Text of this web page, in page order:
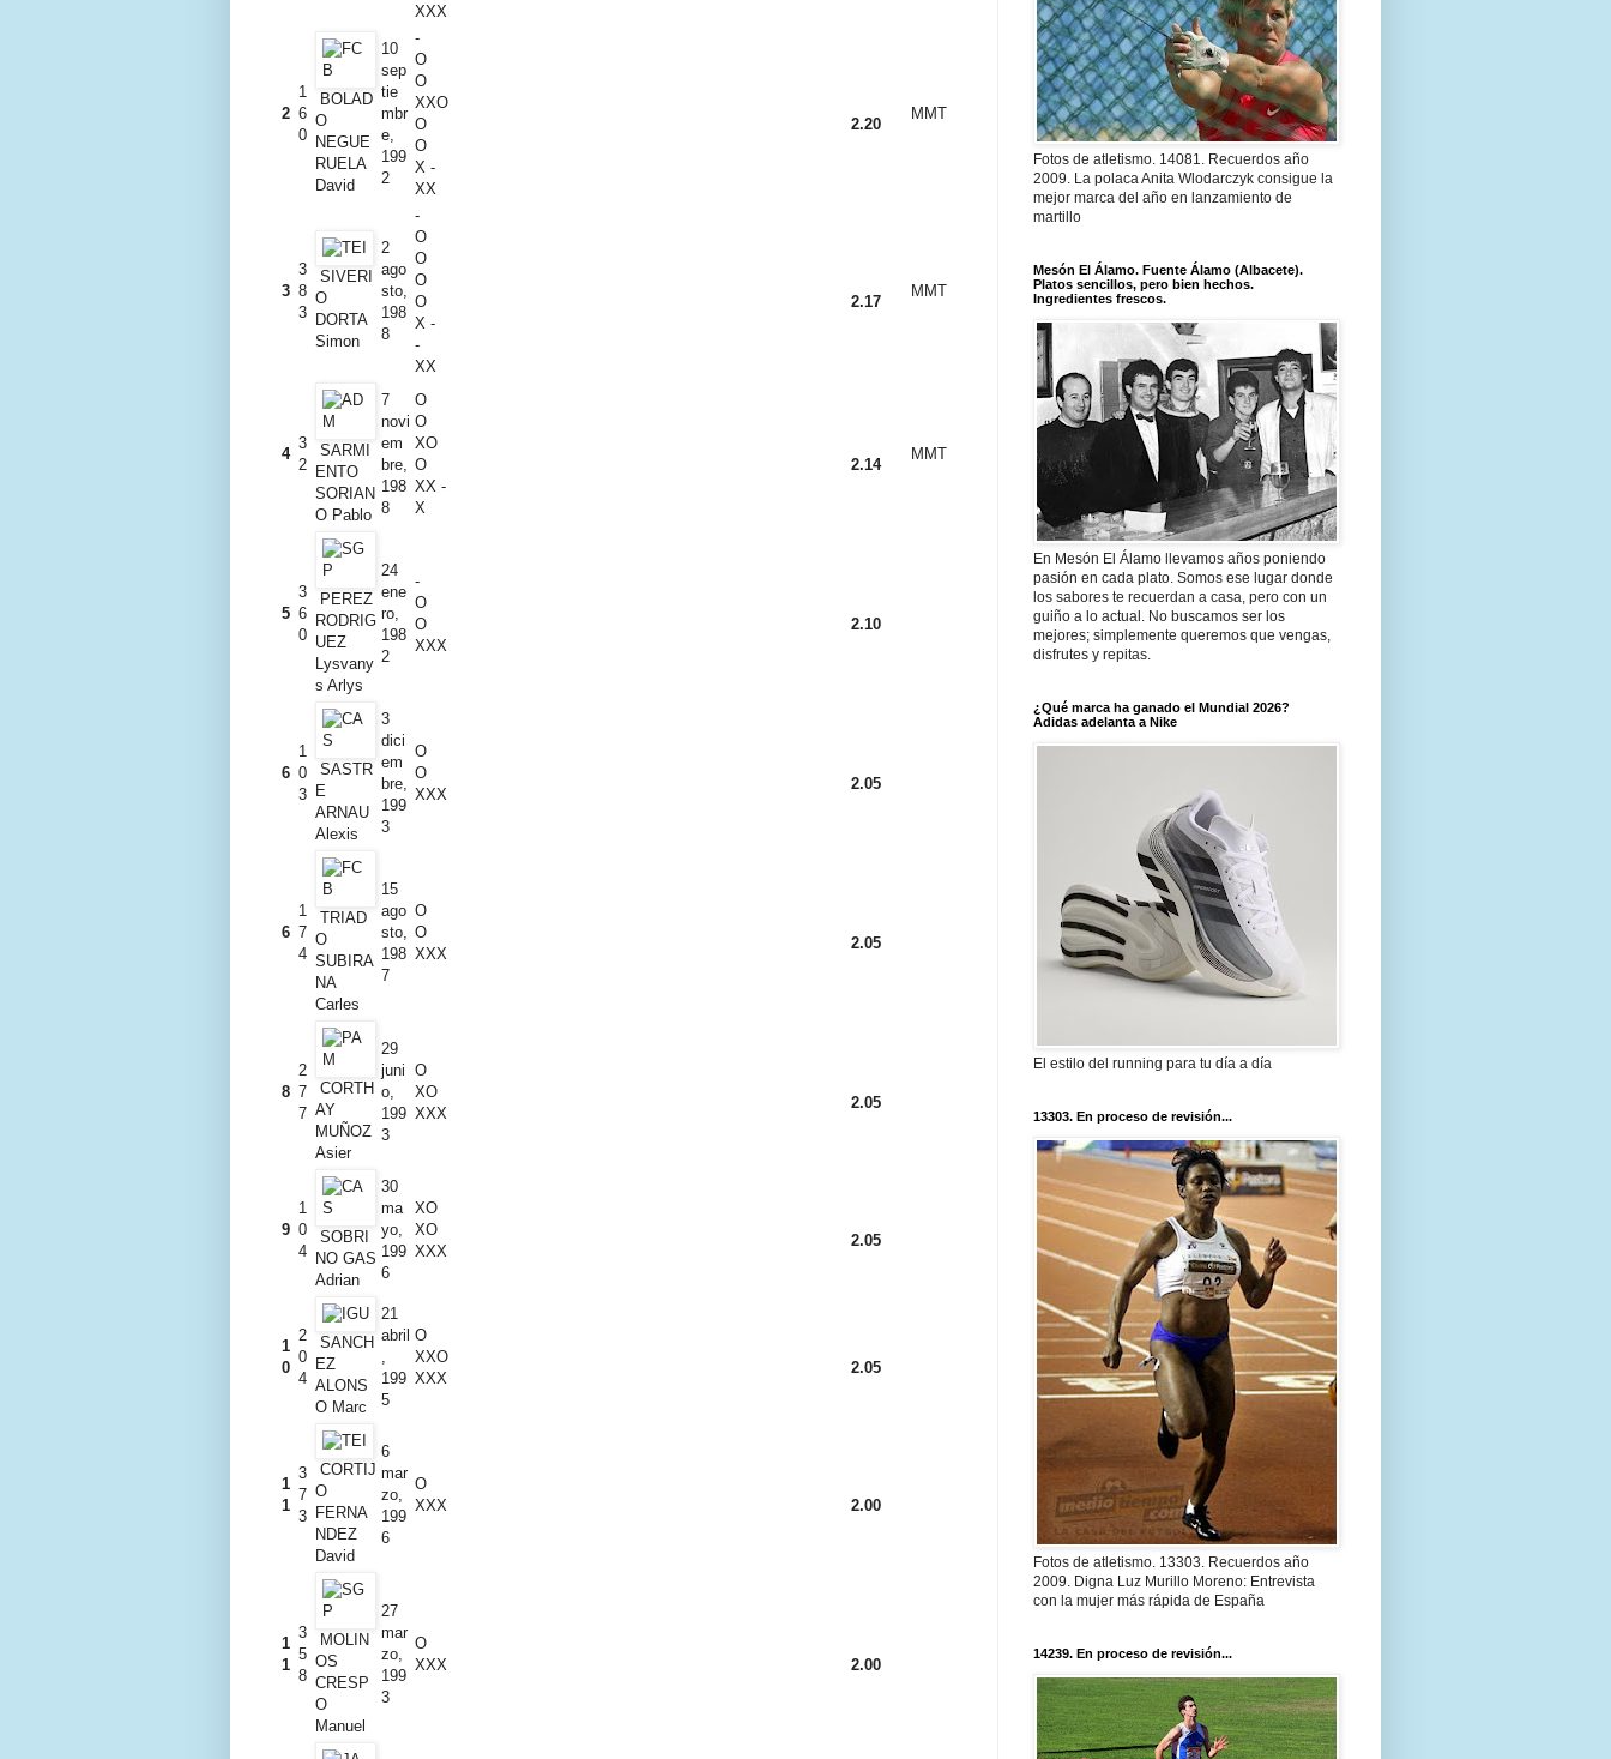
XXX
2
1
6
0
BOLAD
O
NEGUE
RUELA
David
10
sep
tie
mbr
e,
199
2
-
O
O
XXO
O
O
X -
XX
2.20
MMT
3
3
8
3
SIVERI
O
DORTA
Simon
2
ago
sto,
198
8
-
O
O
O
O
X -
-
XX
2.17
MMT
4
3
2
SARMI
ENTO
SORIAN
O Pablo
7
novi
em
bre,
198
8
O
O
XO
O
XX -
X
2.14
MMT
5
3
6
0
PEREZ
RODRIG
UEZ
Lysvany
s Arlys
24
ene
ro,
198
2
-
O
O
XXX
2.10
6
1
0
3
SASTR
E
ARNAU
Alexis
3
dici
em
bre,
199
3
O
O
XXX
2.05
6
1
7
4
TRIAD
O
SUBIRA
NA
Carles
15
ago
sto,
198
7
O
O
XXX
2.05
8
2
7
7
CORTH
AY
MUÑOZ
Asier
29
juni
o,
199
3
O
XO
XXX
2.05
9
1
0
4
SOBRI
NO GAS
Adrian
30
ma
yo,
199
6
XO
XO
XXX
2.05
1
0
2
0
4
SANCH
EZ
ALONS
O Marc
21
abril
199
5
O
XXO
XXX
2.05
1
1
3
7
3
CORTIJ
O
FERNA
NDEZ
David
6
mar
zo,
199
6
O
XXX
2.00
1
1
3
5
8
MOLIN
OS
CRESP
O
Manuel
27
mar
zo,
199
3
O
XXX
2.00
Fotos de atletismo. 14081. Recuerdos año
2009. La polaca Anita Wlodarczyk consigue la
mejor marca del año en lanzamiento de
martillo
Mesón El Álamo. Fuente Álamo (Albacete).
Platos sencillos, pero bien hechos.
Ingredientes frescos.
En Mesón El Álamo llevamos años poniendo
pasión en cada plato. Somos ese lugar donde
los sabores te recuerdan a casa, pero con un
guiño a lo actual. No buscamos ser los
mejores; simplemente queremos que vengas,
disfrutes y repitas.
¿Qué marca ha ganado el Mundial 2026?
Adidas adelanta a Nike
El estilo del running para tu día a día
13303. En proceso de revisión...
Fotos de atletismo. 13303. Recuerdos año
2009. Digna Luz Murillo Moreno: Entrevista
con la mujer más rápida de España
14239. En proceso de revisión...